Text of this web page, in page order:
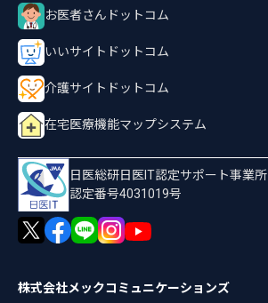
お医者さんドットコム
いいサイトドットコム
介護サイトドットコム
在宅医療機能マップシステム
日医総研日医IT認定サポート事業所
認定番号4031019号
株式会社メックコミュニケーションズ